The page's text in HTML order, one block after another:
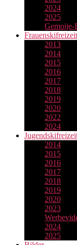
2024
2025
Frauenskifreizeit
2013
2014
2015
2016
2017
2018
2019
2020
2022
2024
2014
2015
2016
2017
2018
2019
2020
2023
2024
2025